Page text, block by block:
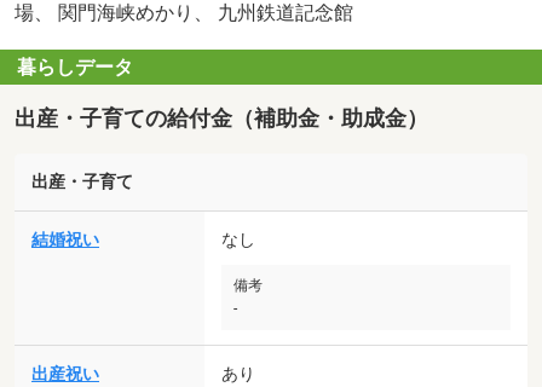
場、 関門海峡めかり、 九州鉄道記念館
暮らしデータ
出産・子育ての給付金（補助金・助成金）
出産・子育て
結婚祝い なし
備考
-
出産祝い あり